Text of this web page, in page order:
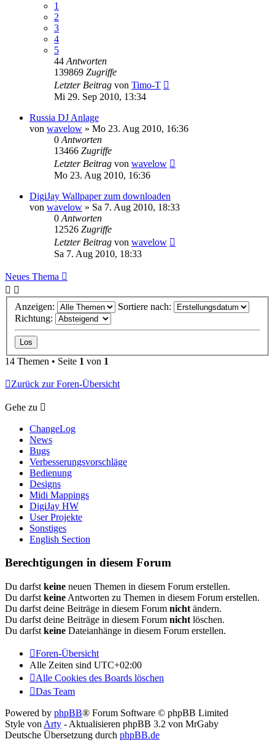
1
2
3
4
5
44 Antworten
139869 Zugriffe
Letzter Beitrag von Timo-T
Mi 29. Sep 2010, 13:34
Russia DJ Anlage
von wavelow » Mo 23. Aug 2010, 16:36
0 Antworten
13466 Zugriffe
Letzter Beitrag von wavelow
Mo 23. Aug 2010, 16:36
DigiJay Wallpaper zum downloaden
von wavelow » Sa 7. Aug 2010, 18:33
0 Antworten
12526 Zugriffe
Letzter Beitrag von wavelow
Sa 7. Aug 2010, 18:33
Neues Thema
Anzeigen:
Sortiere nach:
Richtung:
14 Themen • Seite 1 von 1
Zurück zur Foren-Übersicht
Gehe zu
ChangeLog
News
Bugs
Verbesserungsvorschläge
Bedienung
Designs
Midi Mappings
DigiJay HW
User Projekte
Sonstiges
English Section
Berechtigungen in diesem Forum
Du darfst keine neuen Themen in diesem Forum erstellen.
Du darfst keine Antworten zu Themen in diesem Forum erstellen.
Du darfst deine Beiträge in diesem Forum nicht ändern.
Du darfst deine Beiträge in diesem Forum nicht löschen.
Du darfst keine Dateianhänge in diesem Forum erstellen.
Foren-Übersicht
Alle Zeiten sind UTC+02:00
Alle Cookies des Boards löschen
Das Team
Powered by phpBB® Forum Software © phpBB Limited
Style von Arty - Aktualisieren phpBB 3.2 von MrGaby
Deutsche Übersetzung durch phpBB.de